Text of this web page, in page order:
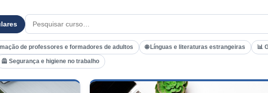
de professores e formadores de adultos 🌐 Línguas e literaturas estrangeiras 📊
🦺 Segurança e higiene no trabalho